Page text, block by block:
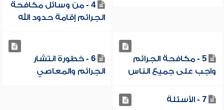
4 - من وسائل مكافحة
الجرائم إقامة حدود الله
5 - مكافحة الجرائم
واجب على جميع الناس
6 - خطورة انتشار
الجرائم والمعاصي
7 - الأسئلة